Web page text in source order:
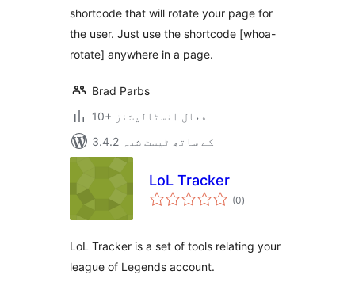
shortcode that will rotate your page for
the user. Just use the shortcode [whoa-
rotate] anywhere in a page.
Brad Parbs
10+ فعال انسٹالیشنز
3.4.2 کے ساتھ ٹیسٹ شدہ
LoL Tracker
(0مجموعی
درجہ
)
LoL Tracker is a set of tools relating your
league of Legends account.